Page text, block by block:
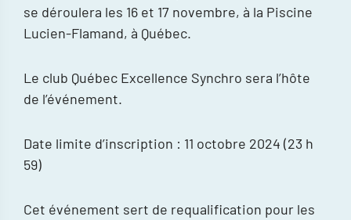
se déroulera les 16 et 17 novembre, à la Piscine
Lucien-Flamand, à Québec.
Le club Québec Excellence Synchro sera l’hôte
de l’événement.
Date limite d’inscription : 11 octobre 2024 (23 h
59)
Cet événement sert de requalification pour les